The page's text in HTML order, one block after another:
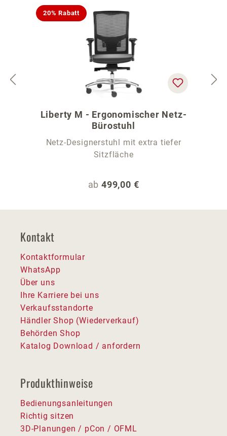
20% Rabatt
Liberty M - Ergonomischer Netz-
Bürostuhl
Netz-Designerstuhl mit extra tiefer
Sitzfläche
Regulärer Preis:
ab 499,00 €
Kontakt
Kontaktformular
WhatsApp
Über uns
Ihre Karriere bei uns
Verkaufsstandorte
Händler Shop (Wiederverkauf)
Behörden Shop
Katalog Download / anfordern
Produkthinweise
Bedienungsanleitungen
Richtig sitzen
3D-Planungen / pCon / OFML